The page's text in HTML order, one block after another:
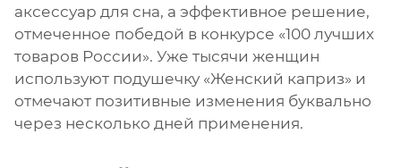
аксессуар для сна, а эффективное решение,
отмеченное победой в конкурсе «100 лучших
товаров России». Уже тысячи женщин
используют подушечку «Женский каприз» и
отмечают позитивные изменения буквально
через несколько дней применения.